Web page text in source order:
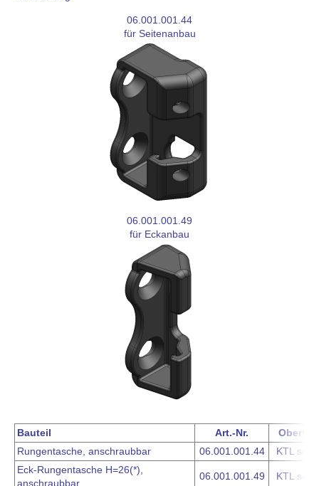
06.001.001.44
für Seitenanbau
06.001.001.49
für Eckanbau
Bauteil Art.-Nr.
Rungentasche, anschraubbar
06.001.001.44
KTL
Eck-Rungentasche H=26(*),
anschraubbar
06.001.001.49 KTL